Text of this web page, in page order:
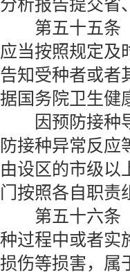
分析报告提交省
第五十五条
应当按照规定及
告知受种者或者
据国务院卫生健
因预防接种导
防接种异常反应
由设区的市级以
门按照各自职责
第五十六条
种过程中或者实
损伤等损害，属